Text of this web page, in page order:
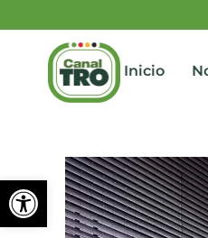
Abrir barra
Inicio